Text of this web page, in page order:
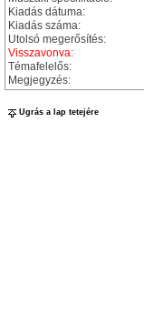
Kiadás dátuma:
Kiadás száma:
Utolsó megerősítés:
Visszavonva:
Témafelelős:
Megjegyzés:
Ugrás a lap tetejére